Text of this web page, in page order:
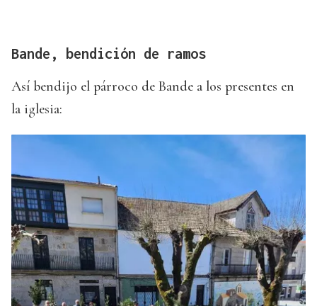
Bande, bendición de ramos
Así bendijo el párroco de Bande a los presentes en
la iglesia: